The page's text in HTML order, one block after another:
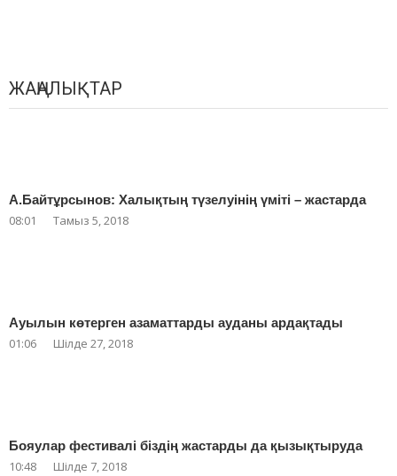
ЖАҢАЛЫҚТАР
А.Байтұрсынов: Халықтың түзелуінің үміті – жастарда
08:01 Тамыз 5, 2018
Ауылын көтерген азаматтарды ауданы ардақтады
01:06 Шілде 27, 2018
Бояулар фестивалі біздің жастарды да қызықтыруда
10:48 Шілде 7, 2018